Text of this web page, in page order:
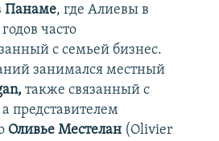
Панаме, где Алиевы в
часто
с семьей бизнес.
занимался местный
также связанный с
представителем
Оливье Местелан (Olivier